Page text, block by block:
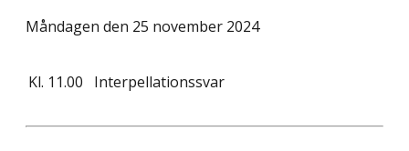
Måndagen den 25 november 2024
Kl. 11.00 Interpellationssvar